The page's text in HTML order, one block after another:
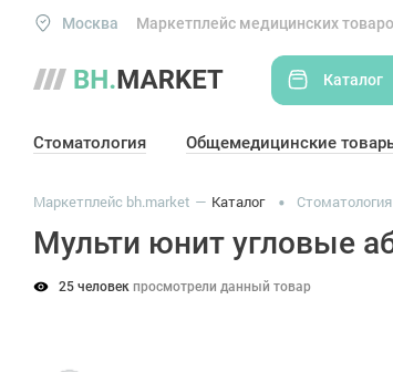
Москва Маркетплейс медицинских
Каталог
Стоматология Общемедицинские
Маркетплейс bh.market Каталог Стоматология
Мульти юнит угловые
25 человек просмотрели данный товар